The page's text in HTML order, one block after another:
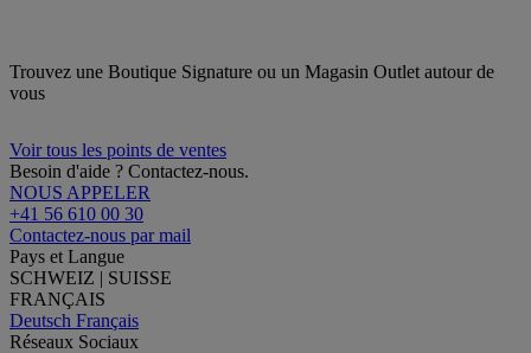
Trouvez une Boutique Signature ou un Magasin Outlet autour de
vous
Voir tous les points de ventes
Besoin d'aide ? Contactez-nous.
NOUS APPELER
+41 56 610 00 30
Contactez-nous par mail
Pays et Langue
SCHWEIZ | SUISSE
FRANÇAIS
Deutsch Français
Réseaux Sociaux